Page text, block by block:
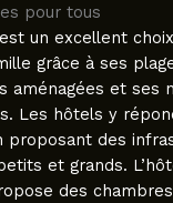
pour tous
un excellent
grâce à ses
aménagées et ses
Les hôtels y
proposant des
et grands.
des